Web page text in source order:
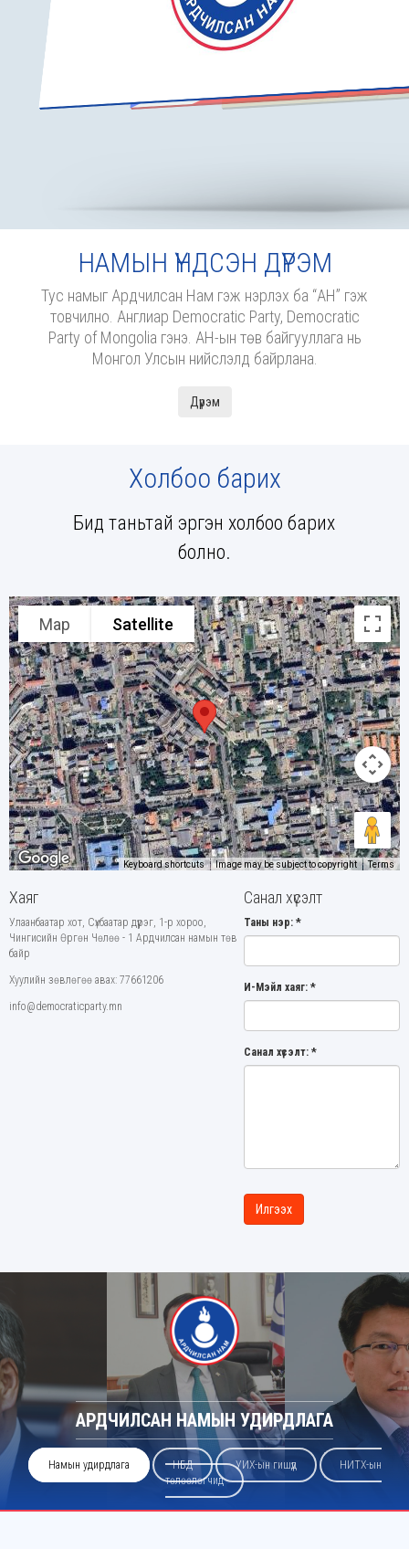
НАМЫН ҮНДСЭН ДҮРЭМ
Тус намыг Ардчилсан Нам гэж нэрлэх ба “АН” гэж
товчилно. Англиар Democratic Party, Democratic
Party of Mongolia гэнэ. АН-ын төв байгууллага нь
Монгол Улсын нийслэлд байрлана.
Дүрэм
Холбоо барих
Бид таньтай эргэн холбоо барих
болно.
Map Satellite
Keyboard shortcuts Image may be subject to copyright Terms
Хаяг
Улаанбаатар хот, Сүхбаатар дүүрэг, 1-р хороо,
Чингисийн Өргөн Чөлөө - 1 Ардчилсан намын төв
байр
Хуулийн зөвлөгөө авах: 77661206
info@democraticparty.mn
Санал хүсэлт
Таны нэр:*
И-Мэйл хаяг:*
Санал хүсэлт:*
АРДЧИЛСАН НАМЫН УДИРДЛАГА
Намын удирдлага НБД УИХ-ын гишүүд
НИТХ-ын
төлөөлөгчид